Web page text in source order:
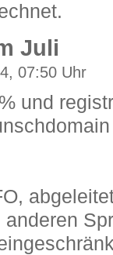
Juli
07:50 Uhr
und